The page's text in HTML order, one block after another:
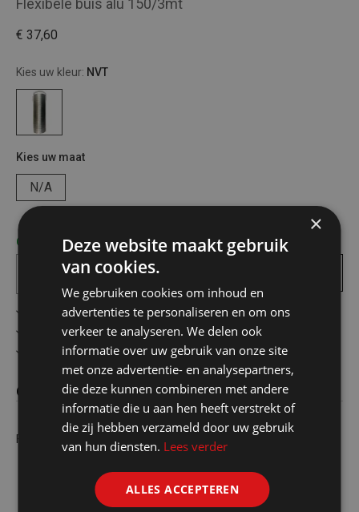
Flexibele buis alu 150/3mt
€ 37,60
Kies uw kleur: NVT
Kies uw maat
N/A
Op voorraad! bezorgd binnen 1 tot 2 werkdagen
Inwinkelmandje
Gratis verzending in België vanaf €75
Veilig online betalen
Advies op maat
Omschrijving
Flexibele buis alu 150/3mt
×
Deze website maakt gebruik
van cookies.
We gebruiken cookies om inhoud en
advertenties te personaliseren en om ons
verkeer te analyseren. We delen ook
informatie over uw gebruik van onze site
met onze advertentie- en analysepartners,
die deze kunnen combineren met andere
informatie die u aan hen heeft verstrekt of
die zij hebben verzameld door uw gebruik
van hun diensten. Lees verder
ALLES ACCEPTEREN